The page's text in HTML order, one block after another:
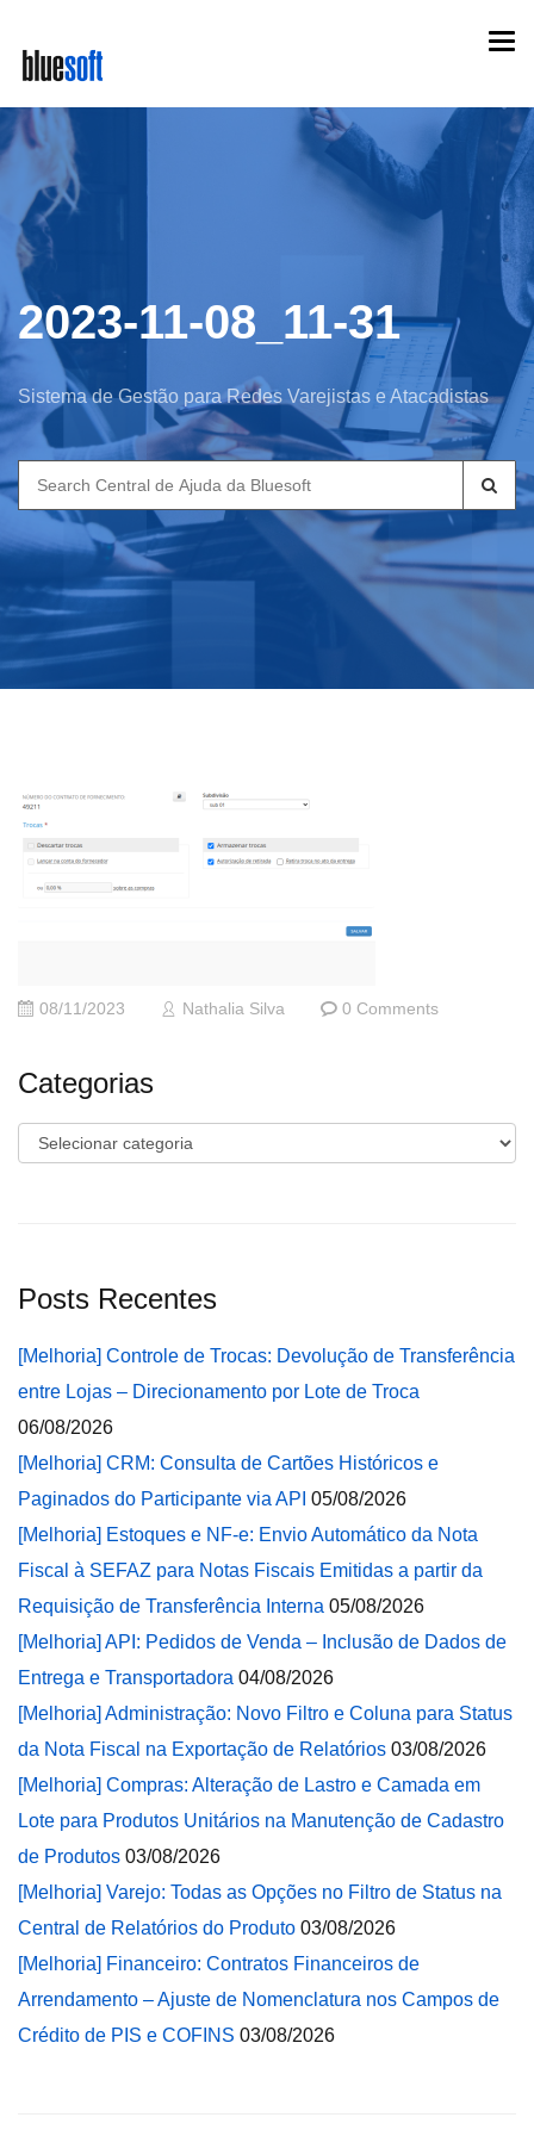
main
content
2023-11-08_11-31
Sistema de Gestão para Redes Varejistas e Atacadistas
Search
for:
08/11/2023 Nathalia Silva 0 Comments
Categorias
Categorias
Posts Recentes
[Melhoria] Controle de Trocas: Devolução de Transferência
entre Lojas – Direcionamento por Lote de Troca
06/08/2026
[Melhoria] CRM: Consulta de Cartões Históricos e
Paginados do Participante via API 05/08/2026
[Melhoria] Estoques e NF-e: Envio Automático da Nota
Fiscal à SEFAZ para Notas Fiscais Emitidas a partir da
Requisição de Transferência Interna 05/08/2026
[Melhoria] API: Pedidos de Venda – Inclusão de Dados de
Entrega e Transportadora 04/08/2026
[Melhoria] Administração: Novo Filtro e Coluna para Status
da Nota Fiscal na Exportação de Relatórios 03/08/2026
[Melhoria] Compras: Alteração de Lastro e Camada em
Lote para Produtos Unitários na Manutenção de Cadastro
de Produtos 03/08/2026
[Melhoria] Varejo: Todas as Opções no Filtro de Status na
Central de Relatórios do Produto 03/08/2026
[Melhoria] Financeiro: Contratos Financeiros de
Arrendamento – Ajuste de Nomenclatura nos Campos de
Crédito de PIS e COFINS 03/08/2026